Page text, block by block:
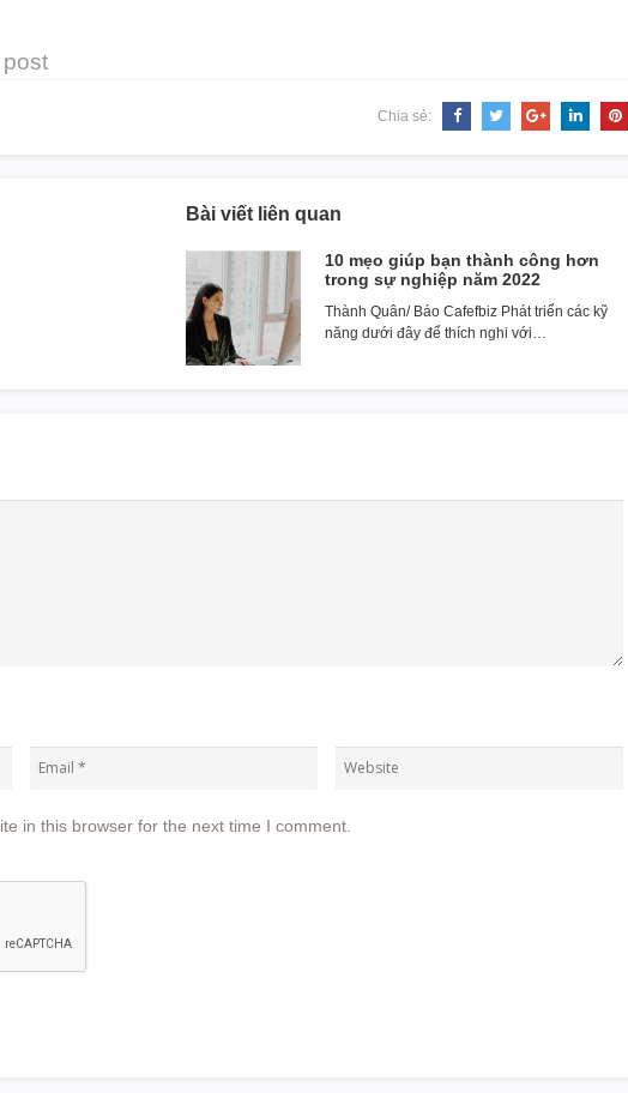
Chia sẻ:
Bài viết liên quan
10 mẹo giúp bạn thành công hơn
trong sự nghiệp năm 2022
Thành Quân/ Báo Cafefbiz Phát triển các kỹ
năng dưới đây để thích nghi với…
in this browser for the next time I comment.